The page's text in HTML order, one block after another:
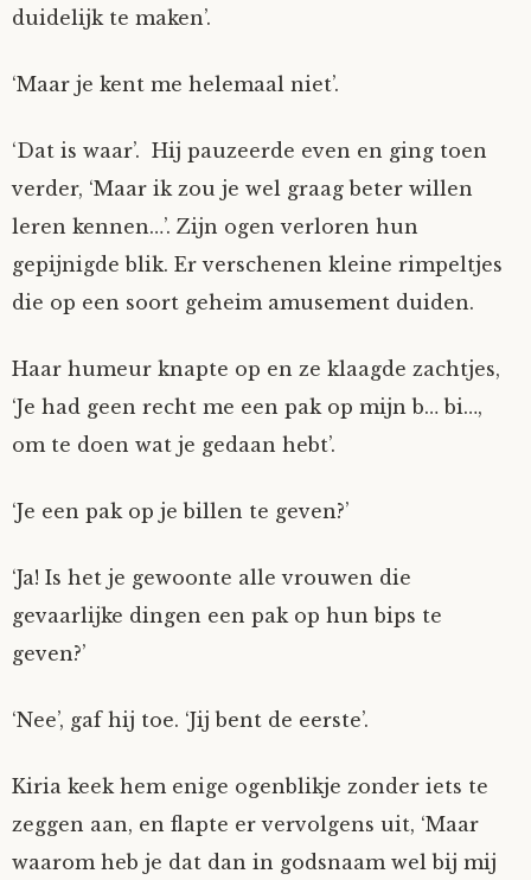
duidelijk te maken’.
‘Maar je kent me helemaal niet’.
‘Dat is waar’. Hij pauzeerde even en ging toen
verder, ‘Maar ik zou je wel graag beter willen
leren kennen…’. Zijn ogen verloren hun
gepijnigde blik. Er verschenen kleine rimpeltjes
die op een soort geheim amusement duiden.
Haar humeur knapte op en ze klaagde zachtjes,
‘Je had geen recht me een pak op mijn b… bi…,
om te doen wat je gedaan hebt’.
‘Je een pak op je billen te geven?’
‘Ja! Is het je gewoonte alle vrouwen die
gevaarlijke dingen een pak op hun bips te
geven?’
‘Nee’, gaf hij toe. ‘Jij bent de eerste’.
Kiria keek hem enige ogenblikje zonder iets te
zeggen aan, en flapte er vervolgens uit, ‘Maar
waarom heb je dat dan in godsnaam wel bij mij